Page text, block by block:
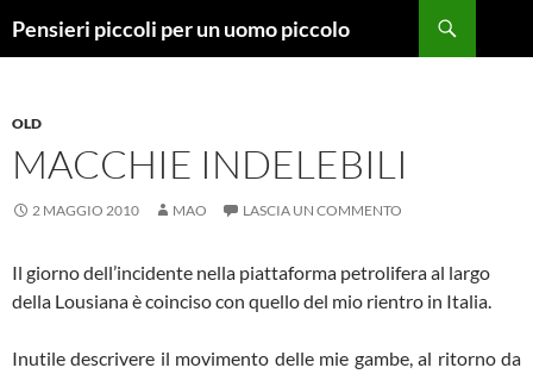
Pensieri piccoli per un uomo piccolo
OLD
MACCHIE INDELEBILI
2 MAGGIO 2010 MAO LASCIA UN COMMENTO
Il giorno dell’incidente nella piattaforma petrolifera al largo
della Lousiana è coinciso con quello del mio rientro in Italia.
Inutile descrivere il movimento delle mie gambe, al ritorno da